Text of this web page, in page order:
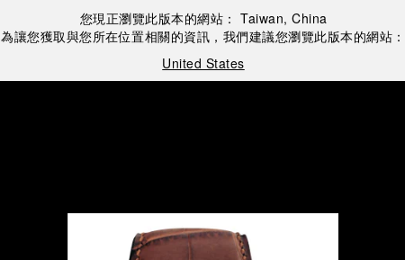
您現正瀏覽此版本的網站： Taiwan, China
為讓您獲取與您所在位置相關的資訊，我們建議您瀏覽此版本的網站：
United States